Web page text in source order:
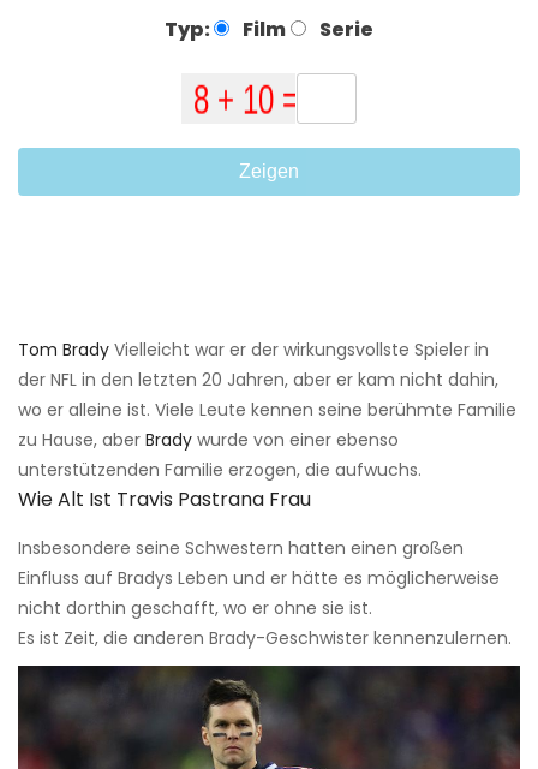
Typ: Film Serie
Zeigen
Tom Brady Vielleicht war er der wirkungsvollste Spieler in
der NFL in den letzten 20 Jahren, aber er kam nicht dahin,
wo er alleine ist. Viele Leute kennen seine berühmte Familie
zu Hause, aber Brady wurde von einer ebenso
unterstützenden Familie erzogen, die aufwuchs.
Wie Alt Ist Travis Pastrana Frau
Insbesondere seine Schwestern hatten einen großen
Einfluss auf Bradys Leben und er hätte es möglicherweise
nicht dorthin geschafft, wo er ohne sie ist.
Es ist Zeit, die anderen Brady-Geschwister kennenzulernen.